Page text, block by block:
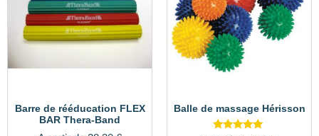
Barre de rééducation FLEX
BAR Thera-Band
Balle de massage Hérisson